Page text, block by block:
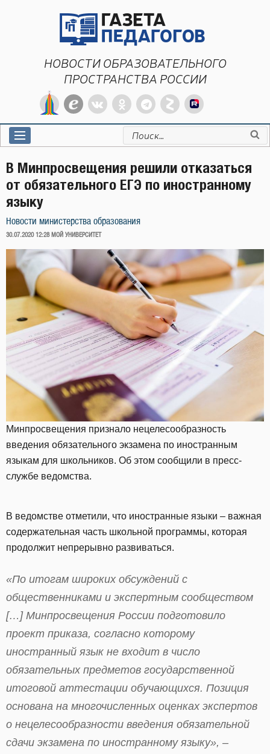
НОВОСТИ ОБРАЗОВАТЕЛЬНОГО
ПРОСТРАНСТВА РОССИИ
Искать:
В Минпросвещения решили отказаться
от обязательного ЕГЭ по иностранному
языку
Новости министерства образования
ОПУБЛИКОВАНО
30.07.2020 12:28 МОЙ УНИВЕРСИТЕТ
Минпросвещения признало нецелесообразность
введения обязательного экзамена по иностранным
языкам для школьников. Об этом сообщили в пресс-
службе ведомства.
В ведомстве отметили, что иностранные языки – важная
содержательная часть школьной программы, которая
продолжит непрерывно развиваться.
«По итогам широких обсуждений с
общественниками и экспертным сообществом
[…] Минпросвещения России подготовило
проект приказа, согласно которому
иностранный язык не входит в число
обязательных предметов государственной
итоговой аттестации обучающихся. Позиция
основана на многочисленных оценках экспертов
о нецелесообразности введения обязательной
сдачи экзамена по иностранному языку», –